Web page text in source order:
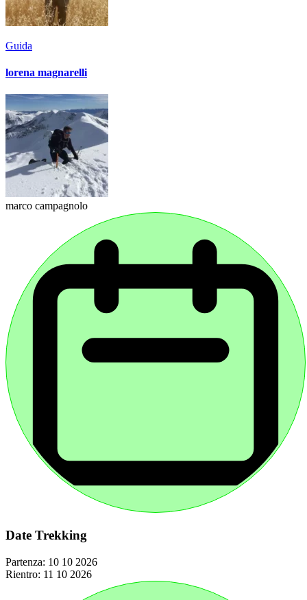
Guida
lorena magnarelli
marco campagnolo
Date Trekking
Partenza: 10 10 2026
Rientro: 11 10 2026